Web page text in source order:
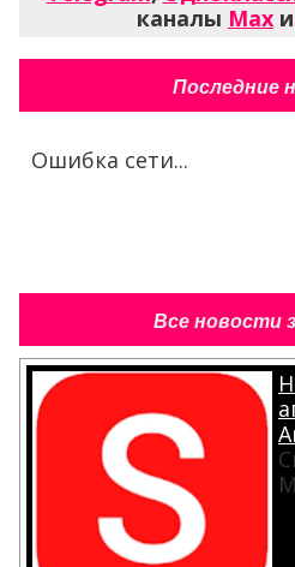
каналы Max и
Последние
Ошибка сети...
Все новости